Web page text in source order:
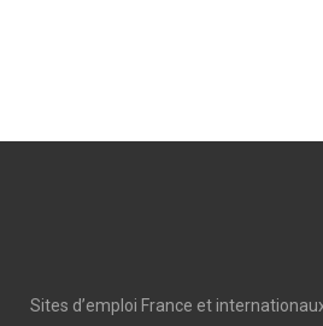
Sites d’emploi France et